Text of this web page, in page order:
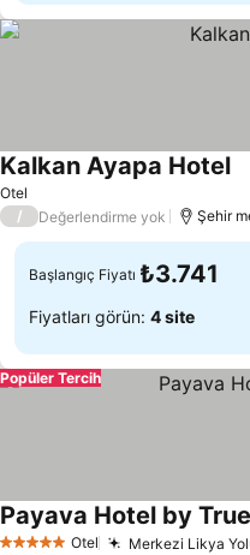
Otel
Kalkan Ayapa Hotel
/ Değerlendirme yok Şehir
Başlangıç Fiyatı ₺3.741
Fiyatları görün: 4 site
Popüler Tercih
5 Yıldız Otel Merkezi Likya
Payava Hotel by